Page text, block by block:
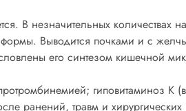
В незначительных количествах
Выводится почками и с
его синтезом кишечной
гиповитаминоз К
ранений, травм и хирургических